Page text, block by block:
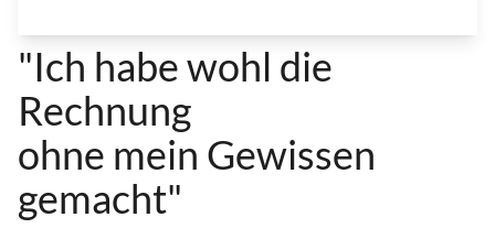
"Ich habe wohl die
Rechnung
ohne mein Gewissen
gemacht"